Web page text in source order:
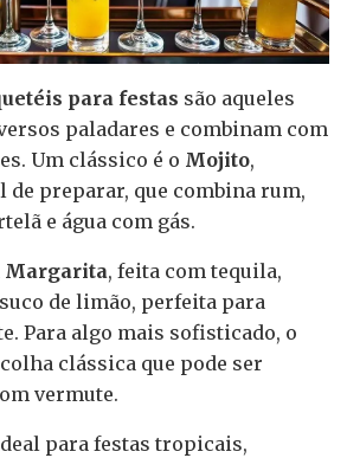
para festas são aqueles
paladares e combinam com
Um clássico é o Mojito,
de preparar, que combina rum,
e água com gás.
Margarita, feita com tequila,
de limão, perfeita para
Para algo mais sofisticado, o
clássica que pode ser
vermute.
para festas tropicais,